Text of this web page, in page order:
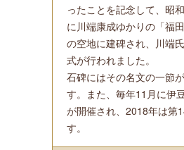
ったことを記念して、昭
に川端康成ゆかりの「福
の空地に建碑され、川端
式が行われました。
石碑にはその名文の一節
す。また、毎年11月に伊
が開催され、2018年は第
す。